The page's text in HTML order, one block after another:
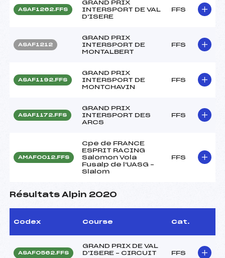
ASAF1262.FFS
GRAND PRIX
INTERSPORT DE VAL
D'ISERE
FFS
ASAF1212
GRAND PRIX
INTERSPORT DE
MONTALBERT
FFS
ASAF1192.FFS
GRAND PRIX
INTERSPORT DE
MONTCHAVIN
FFS
ASAF1172.FFS
GRAND PRIX
INTERSPORT DES
ARCS
FFS
AMAF0012.FFS
Cpe de FRANCE
ESPRIT RACING
Salomon Vola
Fusalp de l'UASG –
Slalom
FFS
Résultats Alpin 2020
Codex Course Cat.
ASAF0562.FFS
GRAND PRIX DE VAL
D'ISERE – CIRCUIT
FFS